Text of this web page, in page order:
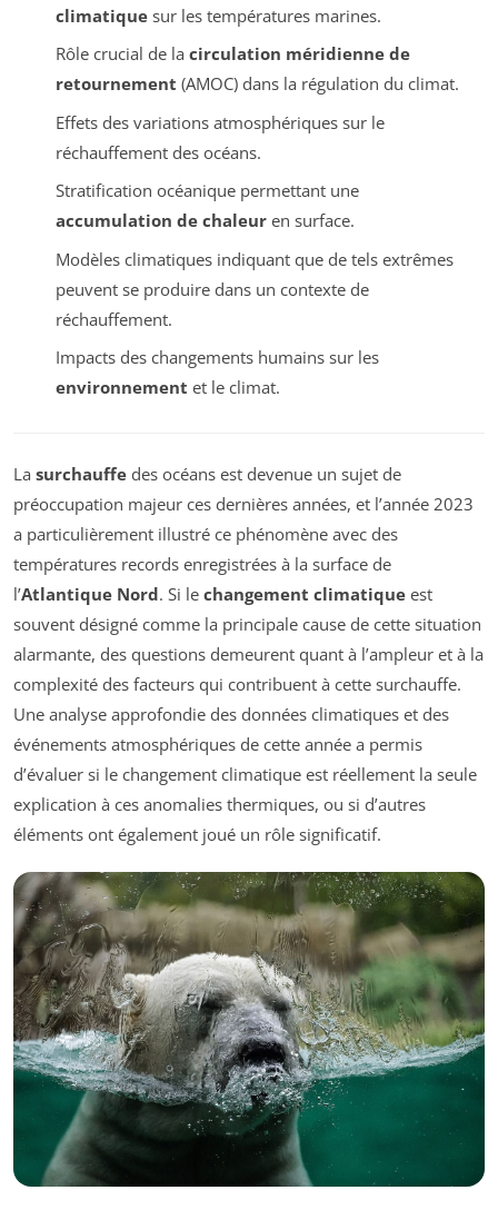
climatiquesur les températures marines.
Rôle crucial de la circulation méridienne de
retournement (AMOC) dans la régulation du climat.
Effets des variations atmosphériques sur le
réchauffement des océans.
Stratification océanique permettant une
accumulation de chaleuren surface.
Modèles climatiques indiquant que de tels extrêmes
peuvent se produire dans un contexte de
réchauffement.
Impacts des changements humains sur les
environnement et le climat.
La surchauffe des océans est devenue un sujet de
préoccupation majeur ces dernières années, et l’année 2023
a particulièrement illustré ce phénomène avec des
températures records enregistrées à la surface de
l’Atlantique Nord. Si le changement climatique est
souvent désigné comme la principale cause de cette situation
alarmante, des questions demeurent quant à l’ampleur et à la
complexité des facteurs qui contribuent à cette surchauffe.
Une analyse approfondie des données climatiques et des
événements atmosphériques de cette année a permis
d’évaluer si le changement climatique est réellement la seule
explication à ces anomalies thermiques, ou si d’autres
éléments ont également joué un rôle significatif.